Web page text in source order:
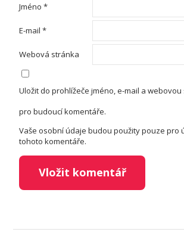
Jméno*
E-mail*
Webová stránka
Uložit do prohlížeče jméno, e-mail a
pro budoucí komentáře.
Vaše osobní údaje budou použity pouze pro
tohoto komentáře.